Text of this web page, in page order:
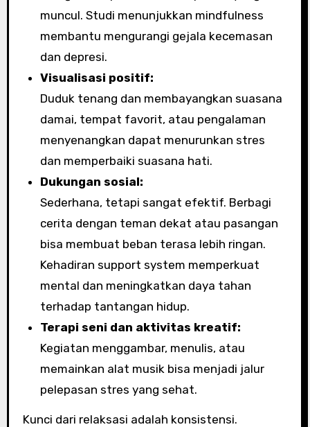
muncul. Studi menunjukkan mindfulness
membantu mengurangi gejala kecemasan
dan depresi.
Visualisasi positif:
Duduk tenang dan membayangkan suasana
damai, tempat favorit, atau pengalaman
menyenangkan dapat menurunkan stres
dan memperbaiki suasana hati.
Dukungan sosial:
Sederhana, tetapi sangat efektif. Berbagi
cerita dengan teman dekat atau pasangan
bisa membuat beban terasa lebih ringan.
Kehadiran support system memperkuat
mental dan meningkatkan daya tahan
terhadap tantangan hidup.
Terapi seni dan aktivitas kreatif:
Kegiatan menggambar, menulis, atau
memainkan alat musik bisa menjadi jalur
pelepasan stres yang sehat.
Kunci dari relaksasi adalah konsistensi.